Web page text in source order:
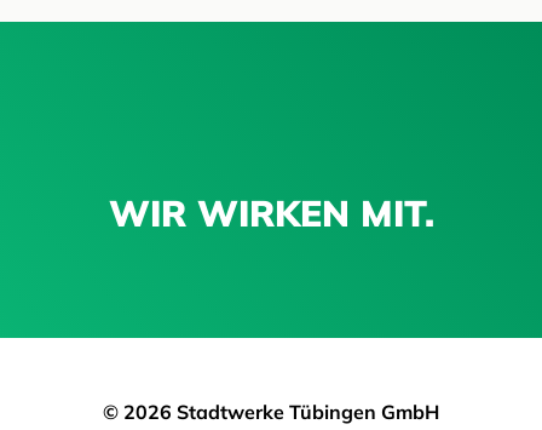
WIR WIRKEN MIT.
© 2026 Stadtwerke Tübingen GmbH